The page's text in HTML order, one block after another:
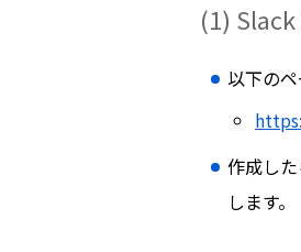
(1)
以下の
作成し
します。